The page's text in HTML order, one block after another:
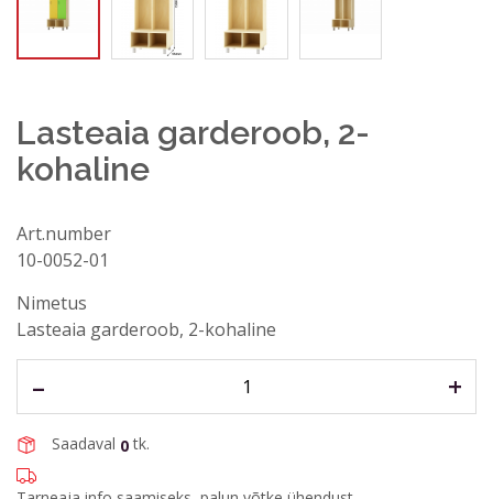
Lasteaia garderoob, 2-
kohaline
Art.number
10-0052-01
Nimetus
Lasteaia garderoob, 2-kohaline
– +
Saadaval 0tk.